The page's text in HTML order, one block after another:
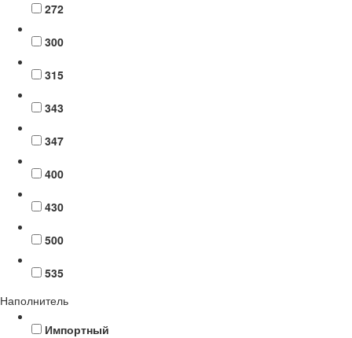
272
300
315
343
347
400
430
500
535
Наполнитель
Импортный